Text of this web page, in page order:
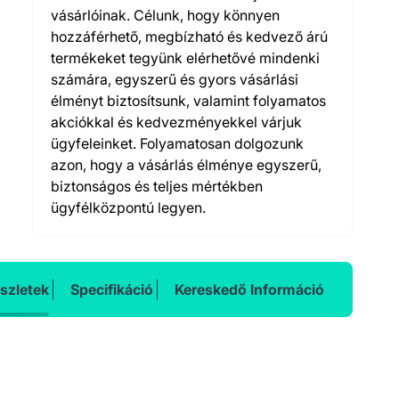
vásárlóinak. Célunk, hogy könnyen
hozzáférhető, megbízható és kedvező árú
termékeket tegyünk elérhetővé mindenki
számára, egyszerű és gyors vásárlási
élményt biztosítsunk, valamint folyamatos
akciókkal és kedvezményekkel várjuk
ügyfeleinket. Folyamatosan dolgozunk
azon, hogy a vásárlás élménye egyszerű,
biztonságos és teljes mértékben
ügyfélközpontú legyen.
Specifikáció Kereskedő Információ